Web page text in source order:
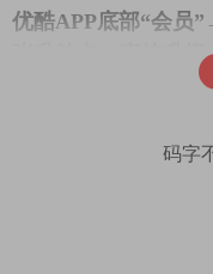
优酷APP底部“会员
张升舱卡，直接升
元奈雪的茶无门槛券
码字